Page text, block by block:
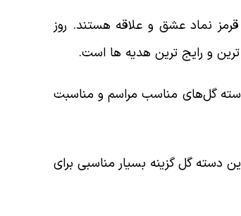
قرمز نماد عشق و علاقه هستند. روز
و رایج ترین هدیه ها است.
دسته گل‌های مناسب مراسم و مناسبت
دسته گل گزینه بسیار مناسبی برای